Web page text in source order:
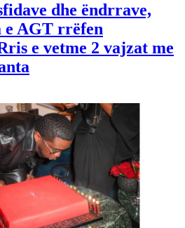
dhe ëndrrave,
AGT rrëfen
e vetme 2 vajzat me